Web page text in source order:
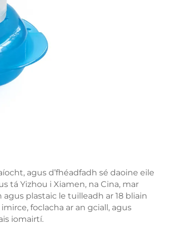
agus d’fhéadfadh sé daoine eile
tá Yizhou i Xiamen, na Cina, mar
plastaic le tuilleadh ar 18 bliain
foclacha ar an gciall, agus
iomairtí.